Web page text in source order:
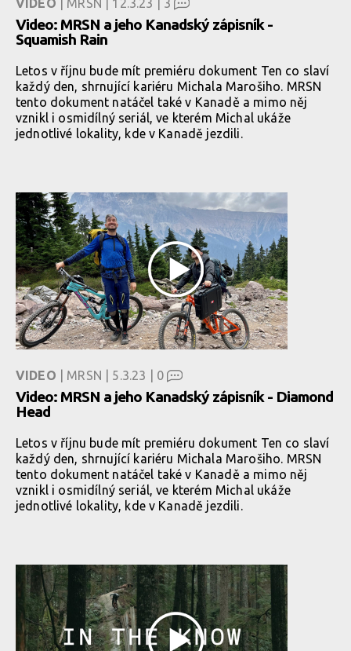
VIDEO | MRSN | 12.3.23 | 3
Video: MRSN a jeho Kanadský zápisník -
Squamish Rain
Letos v říjnu bude mít premiéru dokument Ten co slaví
každý den, shrnující kariéru Michala Marošiho. MRSN
tento dokument natáčel také v Kanadě a mimo něj
vznikl i osmidílný seriál, ve kterém Michal ukáže
jednotlivé lokality, kde v Kanadě jezdili.
VIDEO | MRSN | 5.3.23 | 0
Video: MRSN a jeho Kanadský zápisník - Diamond
Head
Letos v říjnu bude mít premiéru dokument Ten co slaví
každý den, shrnující kariéru Michala Marošiho. MRSN
tento dokument natáčel také v Kanadě a mimo něj
vznikl i osmidílný seriál, ve kterém Michal ukáže
jednotlivé lokality, kde v Kanadě jezdili.